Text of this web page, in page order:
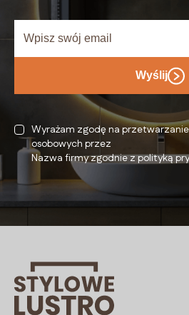
Wyślij
Wyrażam zgodę na
osobowych przez
Nazwa firmy zgodnie z polityką